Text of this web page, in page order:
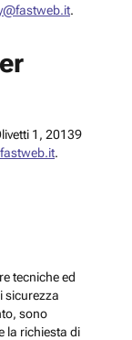
.
1, 20139
.
tecniche ed
sicurezza
sono
la richiesta di